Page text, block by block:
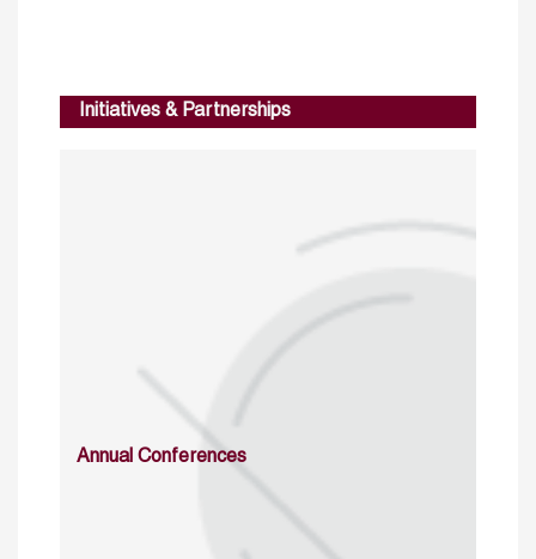
Initiatives & Partnerships
Annual Conferences